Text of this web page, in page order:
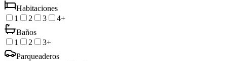
Habitaciones
1
2 3
4+
Baños
1
2
3+
Parqueaderos